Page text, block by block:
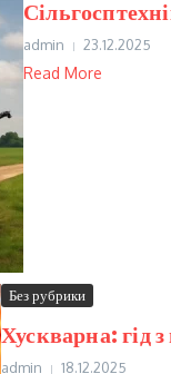
admin 23.12.2025
Read More
Без рубрики
Хускварна: гід
admin 18.12.2025